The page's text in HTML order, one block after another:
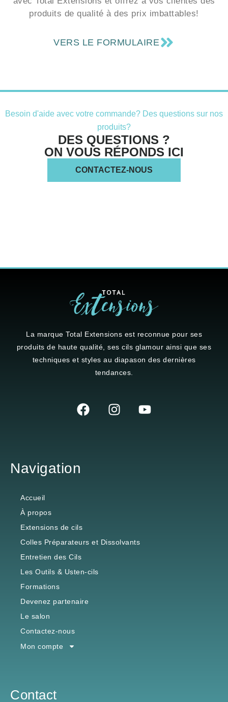
produits?
DES QUESTIONS ?
ON VOUS RÉPONDS ICI
CONTACTEZ-NOUS
produits de haute qualité, ses cils glamour ainsi que ses
techniques et styles au diapason des dernières
tendances.
À propos
Extensions de cils
Colles Préparateurs et Dissolvants
Entretien des Cils
Les Outils & Usten-cils
Formations
Devenez partenaire
Le salon
Contactez-nous
Mon compte